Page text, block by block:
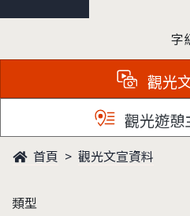
字
觀光
觀光遊憩
首頁 觀光文宣資料
類型